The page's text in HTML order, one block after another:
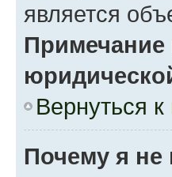
является
Примечание
Вернуться к
Почему я не